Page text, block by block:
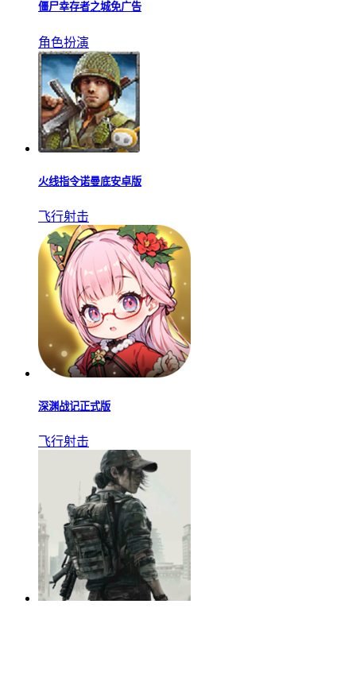
僵尸幸存者之城免广告
角色扮演
火线指令诺曼底安卓版
飞行射击
深渊战记正式版
飞行射击